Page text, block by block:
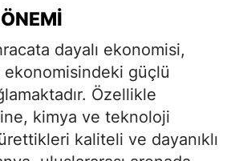
dayalı ekonomisi,
güçlü
Özellikle
kimya ve teknoloji
kaliteli ve dayanıklı